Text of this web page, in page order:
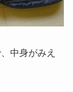
中身がみえ